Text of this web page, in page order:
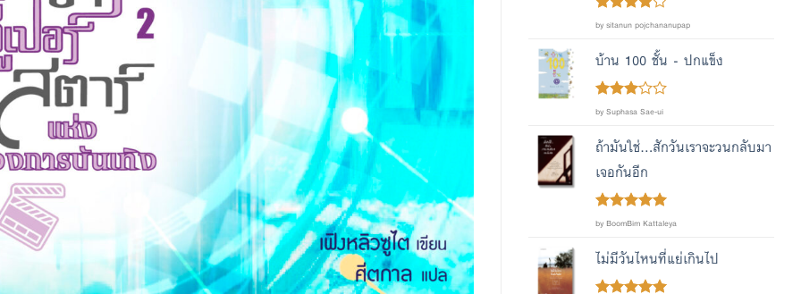
Rated4
by sitanun pojchananupap
บ้าน 100 ชั้น - ปกแข็ง
Rated
of 5
by Suphasa Sae-ui
ถ้ามันใช่...สักวันเราจะวนกลับมา
เจอกันอีก
Rated5 out
by BoomBim Kattaleya
ไม่มีวันไหนที่แย่เกินไป